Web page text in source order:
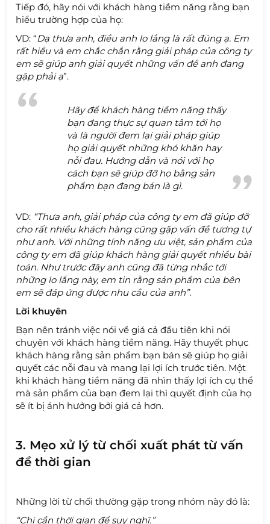
Tiếp đó, hãy nói với khách hàng tiềm năng rằng bạn
hiểu trường hợp của họ:
VD: “Dạ thưa anh, điều anh lo lắng là rất đúng ạ. Em
rất hiểu và em chắc chắn rằng giải pháp của công ty
em sẽ giúp anh giải quyết những vấn đề anh đang
gặp phải ạ”.
Hãy để khách hàng tiềm năng thấy
bạn đang thực sự quan tâm tới họ
và là người đem lại giải pháp giúp
họ giải quyết những khó khăn hay
nỗi đau. Hướng dẫn và nói với họ
cách bạn sẽ giúp đỡ họ bằng sản
phẩm bạn đang bán là gì.
VD: “Thưa anh, giải pháp của công ty em đã giúp đỡ
cho rất nhiều khách hàng cũng gặp vấn đề tương tự
như anh. Với những tính năng ưu việt, sản phẩm của
công ty em đã giúp khách hàng giải quyết nhiều bài
toán. Như trước đây anh cũng đã từng nhắc tới
những lo lắng này, em tin rằng sản phẩm của bên
em sẽ đáp ứng được nhu cầu của anh”.
Lời khuyên
Bạn nên tránh việc nói về giá cả đầu tiên khi nói
chuyện với khách hàng tiềm năng. Hãy thuyết phục
khách hàng rằng sản phẩm bạn bán sẽ giúp họ giải
quyết các nỗi đau và mang lại lợi ích trước tiên. Một
khi khách hàng tiềm năng đã nhìn thấy lợi ích cụ thể
mà sản phẩm của bạn đem lại thì quyết định của họ
sẽ ít bị ảnh hưởng bởi giá cả hơn.
3. Mẹo xử lý từ chối xuất phát từ vấn
đề thời gian
Những lời từ chối thường gặp trong nhóm này đó là:
“Chị cần thời gian để suy nghĩ.”